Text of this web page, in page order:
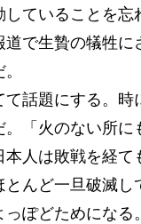
ていることを
で生贄の犠牲
話題にする。時
「火のない所
人は敗戦を経て
んど一旦破滅し
ぽどためにな